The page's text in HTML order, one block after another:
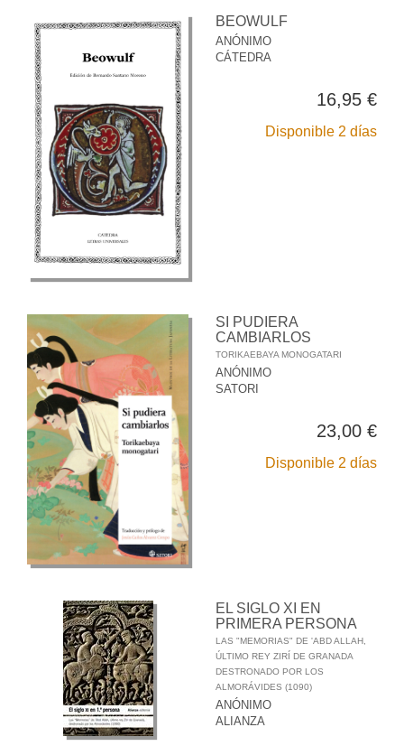
BEOWULF
ANÓNIMO
CÁTEDRA
16,95 €
Disponible 2 días
SI PUDIERA
CAMBIARLOS
TORIKAEBAYA MONOGATARI
ANÓNIMO
SATORI
23,00 €
Disponible 2 días
EL SIGLO XI EN
PRIMERA PERSONA
LAS "MEMORIAS" DE 'ABD ALLAH,
ÚLTIMO REY ZIRÍ DE GRANADA
DESTRONADO POR LOS
ALMORÁVIDES (1090)
ANÓNIMO
ALIANZA